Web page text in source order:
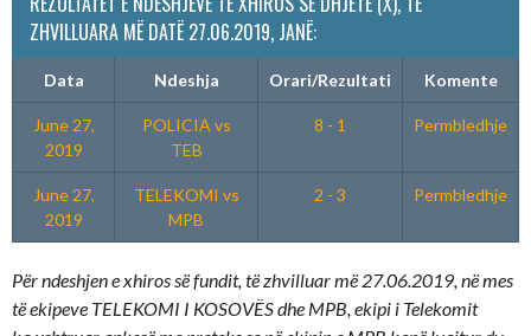
ZHVILLUARA MË DATË 27.06.2019, JANË:
Data Ndeshja Orari/Rezultati Komente
June 27,
2019
POLICIA vs
TEB
8 - 1 Permbledhje
June 27,
2019
TELEKOMI vs
MPB
2 - 3 Permbledhje
Për ndeshjen e xhiros së fundit, të zhvilluar më 27.06.2019, në mes
të ekipeve TELEKOMI I KOSOVËS dhe MPB, ekipi i Telekomit